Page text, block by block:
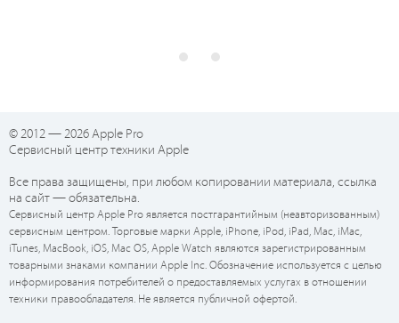
© 2012 — 2026 Apple Pro
Сервисный центр техники Apple
Все права защищены, при любом копировании материала, ссылка
на сайт — обязательна.
Сервисный центр Apple Pro является постгарантийным (неавторизованным)
сервисным центром. Торговые марки Apple, iPhone, iPod, iPad, Mac, iMac,
iTunes, MacBook, iOS, Mac OS, Apple Watch являются зарегистрированным
товарными знаками компании Apple Inc. Обозначение используется с целью
информирования потребителей о предоставляемых услугах в отношении
техники правообладателя. Не является публичной офертой.